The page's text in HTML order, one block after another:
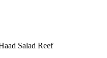
Salad Reef